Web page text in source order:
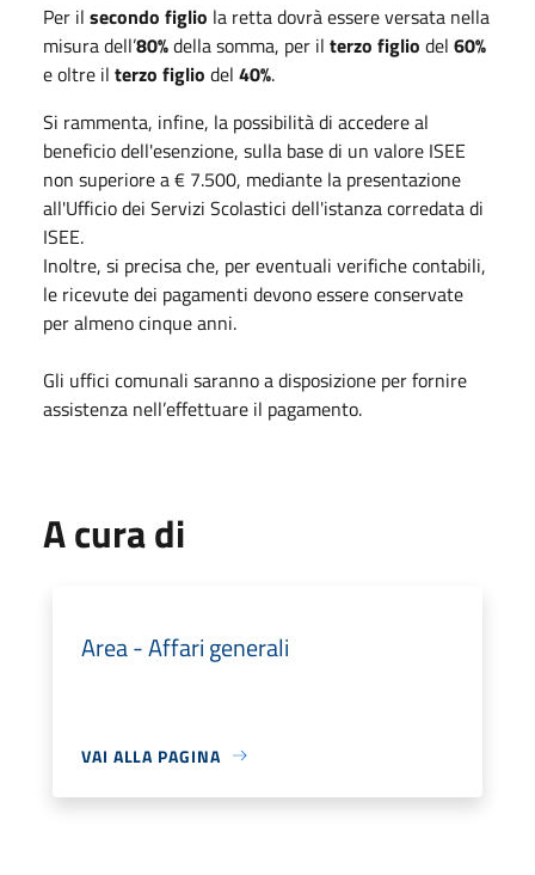
Per il secondo figlio la retta dovrà essere versata nella
misura dell’80%della somma, per il terzo figlio del 60%
e oltre il terzo figlio del 40%.
Si rammenta, infine, la possibilità di accedere al
beneficio dell'esenzione, sulla base di un valore ISEE
non superiore a € 7.500, mediante la presentazione
all'Ufficio dei Servizi Scolastici dell'istanza corredata di
ISEE.
Inoltre, si precisa che, per eventuali verifiche contabili,
le ricevute dei pagamenti devono essere conservate
per almeno cinque anni.
Gli uffici comunali saranno a disposizione per fornire
assistenza nell’effettuare il pagamento.
A cura di
Area - Affari generali
VAI ALLA PAGINA